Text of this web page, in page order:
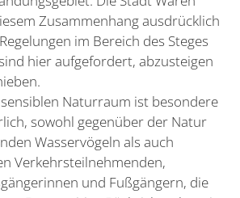
Zusammenhang ausdrücklich
im Bereich des Steges
hier aufgefordert, abzusteigen
Naturraum ist besondere
sowohl gegenüber der Natur
Wasservögeln als auch
Verkehrsteilnehmenden,
und Fußgängern, die